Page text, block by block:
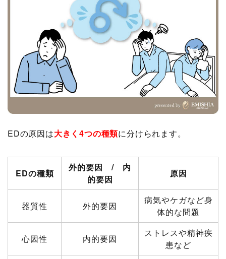
EDの原因は大きく4つの種類に分けられます。
EDの種類
外的要因 / 内
的要因
原因
器質性 外的要因
病気やケガなど身
体的な問題
心因性 内的要因
ストレスや精神疾
患など